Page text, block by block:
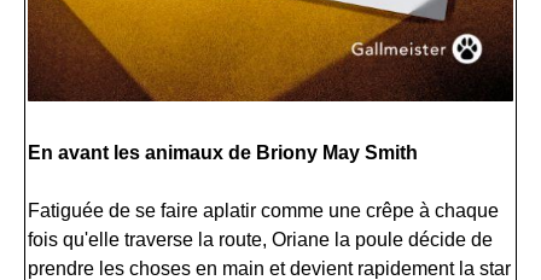
En avant les animaux de Briony May Smith
Fatiguée de se faire aplatir comme une crêpe à chaque
fois qu'elle traverse la route, Oriane la poule décide de
prendre les choses en main et devient rapidement la star